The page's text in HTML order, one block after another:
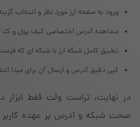
ورود به صفحه ارز مورد نظر و انتخاب
مشاهده آدرس اختصاصی کیف پول و کد QR؛
تطبیق کامل شبکه ارز با شبکه ای که
کپی دقیق آدرس و ارسال آن برای مبدا
در نهایت، تراست ولت فقط ابزار
صحت شبکه و آدرس بر عهده